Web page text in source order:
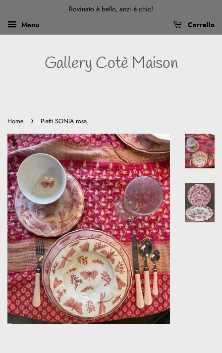
Rovinato è bello, anzi è chic!
Menu
Carrello
Gallery Cotè Maison
Home › Piatti SONIA rosa